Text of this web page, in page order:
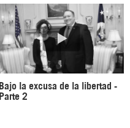
Bajo la excusa de la libertad -
Parte 2